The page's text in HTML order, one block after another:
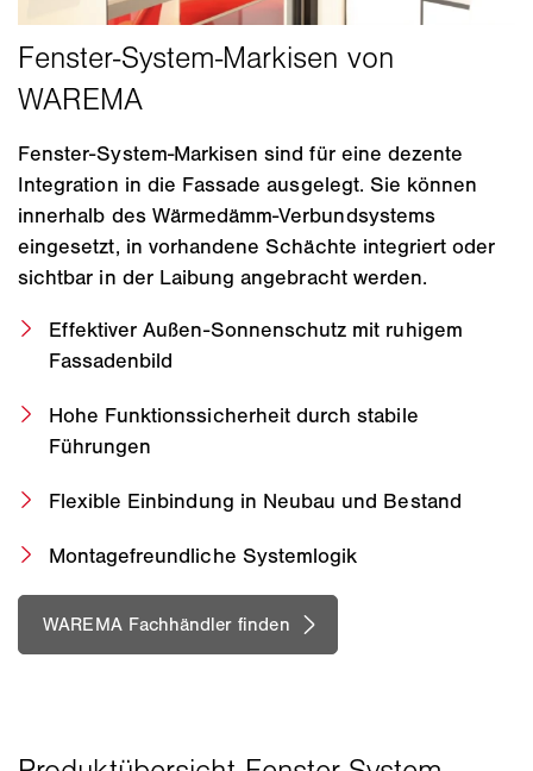
Fenster-System-Markisen sind für eine dezente
Integration in die Fassade ausgelegt. Sie können
innerhalb des Wärmedämm-Verbundsystems
eingesetzt, in vorhandene Schächte integriert oder
sichtbar in der Laibung angebracht werden.
Effektiver Außen-Sonnenschutz mit ruhigem
Fassadenbild
Hohe Funktionssicherheit durch stabile
Führungen
Flexible Einbindung in Neubau und Bestand
Montagefreundliche Systemlogik